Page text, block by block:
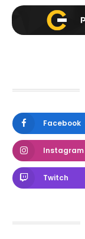
Facebook
Instagram
Twitch